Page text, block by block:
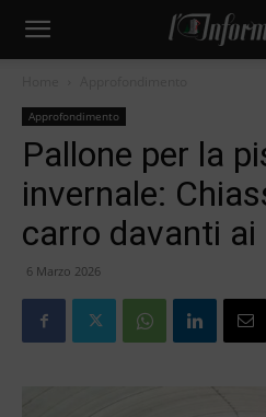
Approfondimento
Pallone per la
invernale:
carro davanti ai
6 Marzo 2026